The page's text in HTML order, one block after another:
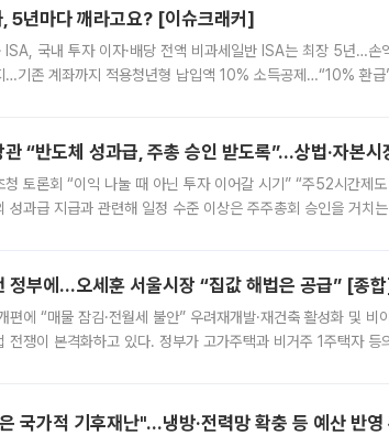
5년마다 깨라고요? [이슈크래커]
ISA, 국내 투자 이자·배당 전액 비과세일반 ISA는 최장 5년…손
…기존 계좌까지 적용청년형 납입액 10% 소득공제…“10% 환급
관 “반도체 성과급, 주총 승인 받도록”…상법·자본시
청 토론회 “이익 나눌 때 아닌 투자 이어갈 시기” “주52시간제
성과급 지급과 관련해 일정 수준 이상은 주주총회 승인을 거치
정부에…오세훈 서울시장 “집값 해법은 공급” [종
편에 “매물 잠김·전월세 불안” 우려재개발·재건축 활성화 및 비
전쟁이 본격화하고 있다. 정부가 고가주택과 비거주 1주택자 등
국가적 기후재난"…냉방·전력망 확충 등 예산 반